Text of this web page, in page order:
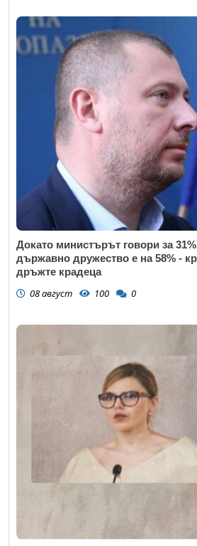
Докато министърът говори за
държавно дружество е на 58% -
дръжте крадеца
08 август 100 0